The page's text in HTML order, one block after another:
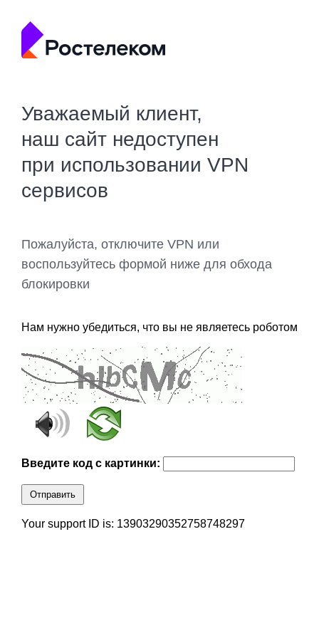
Уважаемый клиент,
наш сайт недоступен
при использовании VPN
сервисов
Пожалуйста, отключите VPN или
воспользуйтесь формой ниже для обхода
блокировки
Нам нужно убедиться, что вы не являетесь роботом
Введите код с картинки:
Отправить
Your support ID is: 13903290352758748297